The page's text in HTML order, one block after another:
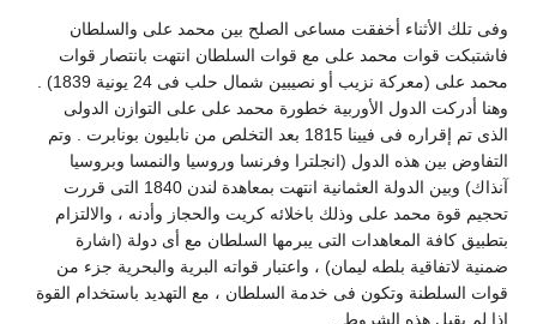
وفى تلك الأثناء أخفقت مساعى الصلح بين محمد على والسلطان
فاشتبكت قوات محمد على مع قوات السلطان انتهت بانتصار قوات
محمد على (معركة نزيب أو نصيبين شمال حلب فى 24 يونية 1839) .
وهنا أدركت الدول الأوربية خطورة محمد على على التوازن الدولى
الذى تم إقراره فى فيينا 1815 بعد التخلص من نابليون بونابرت . وتم
التفاوض بين هذه الدول (انجلترا وفرنسا وروسيا والنمسا وبروسيا
آنذاك) وبين الدولة العثمانية انتهت بمعاهدة لندن 1840 التى قررت
تحجيم قوة محمد على وذلك باخلائه كريت والحجاز وأدنه ، والالتزام
بتطبيق كافة المعاهدات التى يبرمها السلطان مع أى دولة (اشارة
ضمنية لاتفاقية بلطه ليمان) ، واعتبار قواته البرية والبحرية جزء من
قوات السلطنة وتكون فى خدمة السلطان ، مع التهديد باستخدام القوة
إذا لم يقبل هذه الشروط .